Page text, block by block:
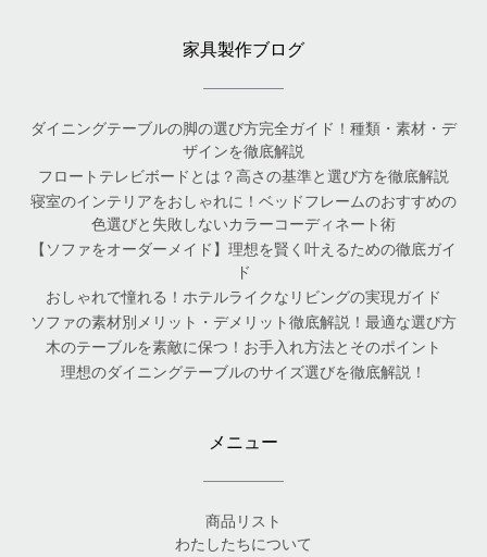
家具製作ブログ
ダイニングテーブルの脚の選び方完全ガイド！種類・素材・デ
ザインを徹底解説
フロートテレビボードとは？高さの基準と選び方を徹底解説
寝室のインテリアをおしゃれに！ベッドフレームのおすすめの
色選びと失敗しないカラーコーディネート術
【ソファをオーダーメイド】理想を賢く叶えるための徹底ガイ
ド
おしゃれで憧れる！ホテルライクなリビングの実現ガイド
ソファの素材別メリット・デメリット徹底解説！最適な選び方
木のテーブルを素敵に保つ！お手入れ方法とそのポイント
理想のダイニングテーブルのサイズ選びを徹底解説！
メニュー
商品リスト
わたしたちについて